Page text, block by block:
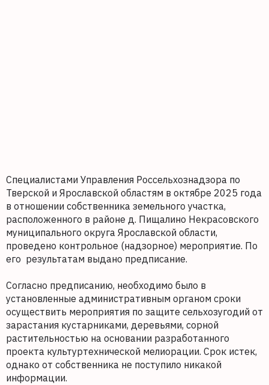
Специалистами Управления Россельхознадзора по
Тверской и Ярославской областям в октябре 2025 года
в отношении собственника земельного участка,
расположенного в районе д. Пищалино Некрасовского
муниципального округа Ярославской области,
проведено контрольное (надзорное) мероприятие. По
его результатам выдано предписание.
Согласно предписанию, необходимо было в
установленные административным органом сроки
осуществить мероприятия по защите сельхозугодий от
зарастания кустарниками, деревьями, сорной
растительностью на основании разработанного
проекта культуртехнической мелиорации. Срок истек,
однако от собственника не поступило никакой
информации.